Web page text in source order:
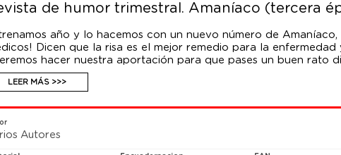
de humor trimestral. Amaníaco (tercera
año y lo hacemos con un nuevo número de Amaníaco,
Dicen que la risa es el mejor remedio para la enfermedad
hacer nuestra aportación para que pases un buen rato
no vamos a hacer broma sobre el personal
al límite después de años de recortes y privatizaciones,
no hacen falta instrucciones para leer el Amaníaco y,
Puede provocar carcajadas, así que no conduzcas o
lo ojeas.
LEER MÁS >>>
Autores